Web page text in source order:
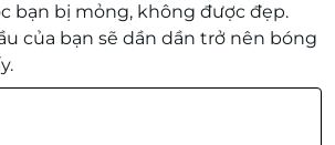
bạn bị mỏng, không được đẹp.
của bạn sẽ dần dần trở nên bóng